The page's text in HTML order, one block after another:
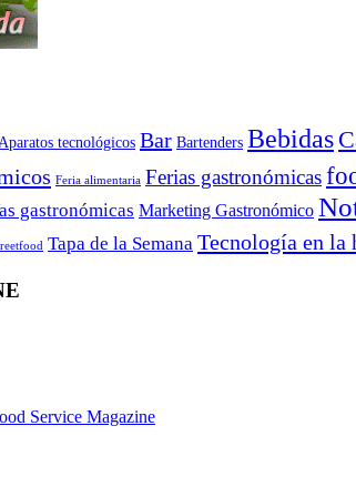
Aparatos tecnológicos Bar Bartenders Bebidas
Feria alimentaria Ferias gastronómicas
gastronómicas Marketing Gastronómico
Tapa de la Semana Tecnología en la
Service Magazine